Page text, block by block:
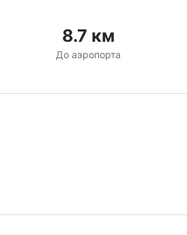
8.7 км
До аэропорта